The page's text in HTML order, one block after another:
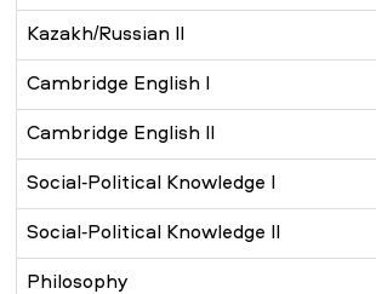
Kazakh/Russian II
Cambridge English I
Cambridge English II
Social-Political Knowledge I
Social-Political Knowledge II
Philosophy